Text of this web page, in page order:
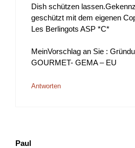
Dish schützen
geschützt mit dem eigenen
Les Berlingots ASP *C*
MeinVorschlag an Sie :
GOURMET- GEMA – EU
Antworten
Paul